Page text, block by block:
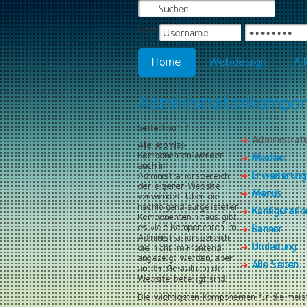
Login
Home Webdesign
Medien
Menüs
Banner
Umleitung
Alle Seiten
Seite 1 von 7
Alle Joomla!-
Komponenten werden
auch im
Administrationsbereich
der eigenen Website
verwendet. Über die
nachfolgend aufgelisteten
Komponenten hinaus gibt
es viele Komponenten im
Administrationsbereich,
die nicht im Frontend
angezeigt werden, aber
an der Gestaltung der
Website beteiligt sind.
Die wichtigsten Komponenten für die